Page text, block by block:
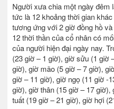
Người xưa chia một ngày đêm
tức là 12 khoảng thời gian
tương ứng với 2 giờ đồng hồ
12 thời thần của cổ nhân có
của người hiện đại ngày nay.
(23 giờ – 1 giờ), giờ sửu (1 giờ
giờ), giờ mão (5 giờ – 7 giờ),
giờ – 11 giờ), giờ ngọ (11 giờ -
giờ), giờ thân (15 giờ – 17
tuất (19 giờ – 21 giờ), giờ hợi